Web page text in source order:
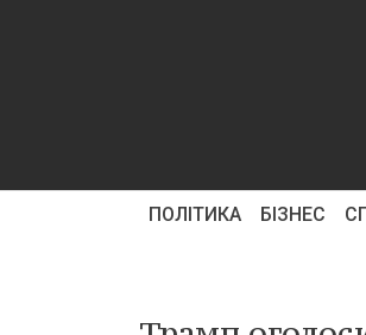
ПОЛІТИКА БІЗНЕС